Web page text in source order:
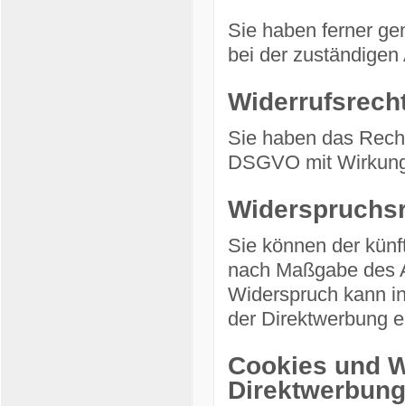
Sie haben ferner
bei der
Sie haben das
DSGVO mit
Sie können der
nach Maßgabe des
Widerspruch kann
der Direktwerbung
Cookies und
Direktwerbung